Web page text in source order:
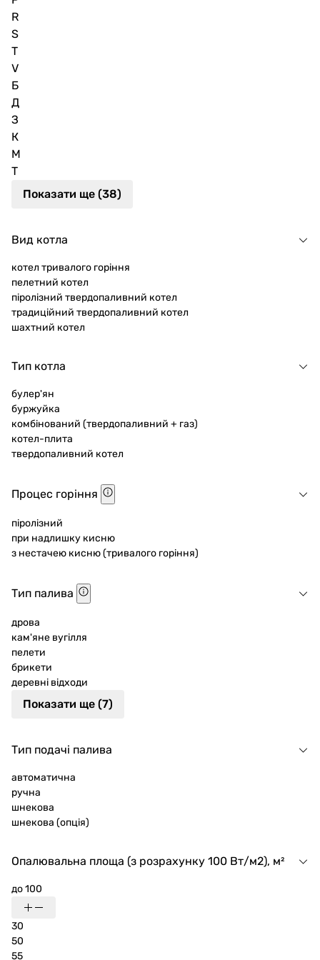
R
S
T
V
Б
Д
З
К
М
Т
Показати ще (38)
Вид котла
котел тривалого горіння
пелетний котел
піролізний твердопаливний котел
традиційний твердопаливний котел
шахтний котел
Тип котла
булер'ян
буржуйка
комбінований (твердопаливний + газ)
котел-плита
твердопаливний котел
Процес горіння
піролізний
при надлишку кисню
з нестачею кисню (тривалого горіння)
Тип палива
дрова
кам'яне вугілля
пелети
брикети
деревні відходи
Показати ще (7)
Тип подачі палива
автоматична
ручна
шнекова
шнекова (опція)
Опалювальна площа (з розрахунку 100 Вт/м2), м²
до 100
30
50
55